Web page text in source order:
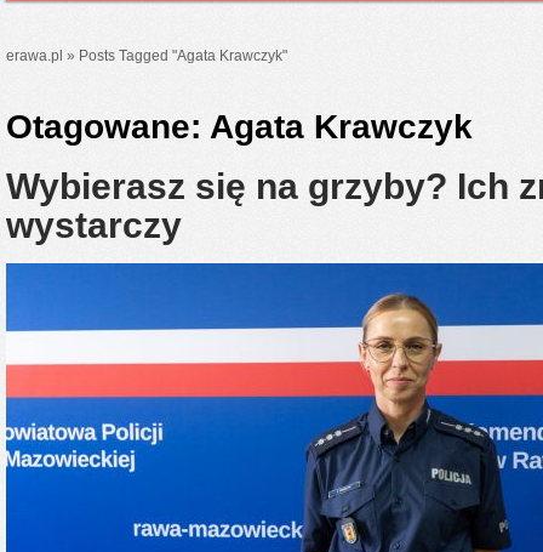
erawa.pl » Posts Tagged "Agata Krawczyk"
Otagowane: Agata Krawczyk
Wybierasz się na grzyby? Ich
wystarczy